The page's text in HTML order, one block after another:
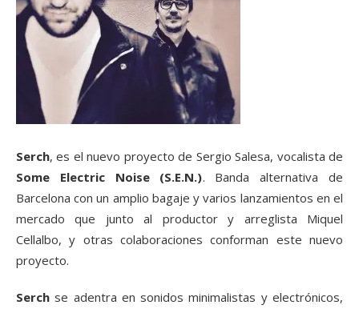
Serch, es el nuevo proyecto de Sergio Salesa, vocalista de
Some Electric Noise (S.E.N.). Banda alternativa de
Barcelona con un amplio bagaje y varios lanzamientos en el
mercado que junto al productor y arreglista Miquel
Cellalbo, y otras colaboraciones conforman este nuevo
proyecto.
Serch se adentra en sonidos minimalistas y electrónicos,